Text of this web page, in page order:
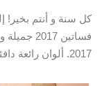
كل سنة و أنتم بخير!
فساتين
2017. ألوان رائعة دافئة و مغرية و قصات رائعة تبرزكل مفاتنك.